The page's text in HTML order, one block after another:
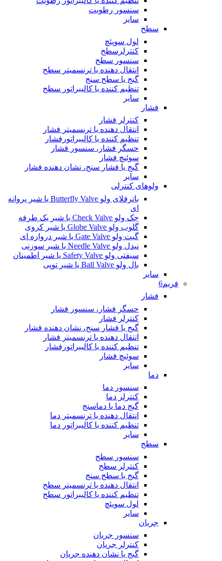
سنسور رطوبت
سایر
سطح
لول سویئچ
کنترلرسطح
سنسور سطح
انتقال دهنده یا ترنسمیتر سطح
گیج یا سطح سنج
تنظیم کننده یا کالیبراتور سطح
سایر
فشار
کنترلر فشار
انتقال دهنده یا ترنسمیتر فشار
تنظیم کننده یا کالیبراتورفشار
حسگر فشار، سنسور فشار
سوئیچ فشار
گیج یا فشار سنج، نشان دهنده فشار
سایر
ولوهای کنترلی
باترفلای ولو Butterfly Valve یا شیر پروانه
ای
چک ولو Check Valve یا شیر یک طرفه
گلوب ولو Globe Valve یا شیر کروی
گیت ولو Gate Valve یا شیر دروازه ای
نیدل ولو Needle Valve یا شیر سوزنی
سیفتی ولو Safety Valve یا شیر اطمینان
بال ولو Ball Valve یا شیر توپی
سایر
فریم6
فشار
حسگر فشار، سنسور فشار
کنترلر فشار
گیج یا فشار سنج، نشان دهنده فشار
انتقال دهنده یا ترنسمیتر فشار
تنظیم کننده یا کالیبراتورفشار
سوئیچ فشار
سایر
دما
سنسور دما
کنترلر دما
گیج دما یا دماسنج
انتقال دهنده یا ترنسمیتر دما
تنظیم کننده یا کالیبراتور دما
سایر
سطح
سنسور سطح
کنترلر سطح
گیج یا سطح سنج
انتقال دهنده یا ترنسمیتر سطح
تنظیم کننده یا کالیبراتور سطح
لول سویئچ
سایر
جریان
سنسور جریان
کنترلر جریان
گیج یا نشان دهنده جریان